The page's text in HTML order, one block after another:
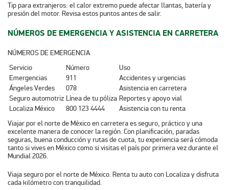
Tip para extranjeros: el calor extremo puede afectar llantas, batería y
presión del motor. Revisa estos puntos antes de salir.
NÚMEROS DE EMERGENCIA Y ASISTENCIA EN CARRETERA
NÚMEROS DE EMERGENCIA
Servicio
Número
Uso
Emergencias
911
Accidentes y urgencias
Ángeles Verdes
078
Asistencia en carretera
Seguro automotriz Línea de tu póliza Reportes y apoyo vial
Localiza México
800 123 4444
Asistencia con tu renta
Viajar por el norte de México en carretera es seguro, práctico y una
excelente manera de conocer la región. Con planificación, paradas
seguras, buena conducción y rutas de cuota, tu experiencia será cómoda
tanto si vives en México como si visitas el país por primera vez durante el
Mundial 2026.
Viaja seguro por el norte de México. Renta tu auto con Localiza y disfruta
cada kilómetro con tranquilidad.